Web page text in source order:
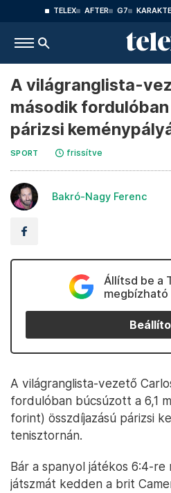
TELEX AFTER G7
A világranglista-
második
párizsi
SPORT frissítve
Bakró-Nagy Ferenc
Állítsd be a
megbízható
A világranglista-vezető
fordulóban búcsúzott a 6,1
forint) összdíjazású párizsi
tenisztornán.
Bár a spanyol játékos 6:4-
játszmát kedden a brit